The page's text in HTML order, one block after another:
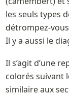
les seuls types
détrompez-
Il y a aussi le
Il s’agit d’une
colorés suivant
similaire aux